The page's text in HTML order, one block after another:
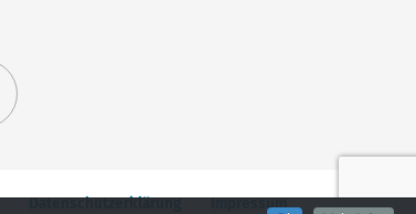
Datenschutzerklärung Impressum